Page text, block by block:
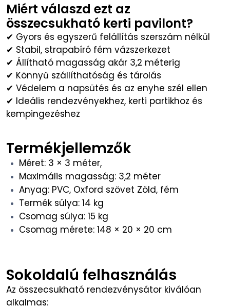
Miért válaszd ezt az
összecsukható kerti pavilont?
✔ Gyors és egyszerű felállítás szerszám nélkül
✔ Stabil, strapabíró fém vázszerkezet
✔ Állítható magasság akár 3,2 méterig
✔ Könnyű szállíthatóság és tárolás
✔ Védelem a napsütés és az enyhe szél ellen
✔ Ideális rendezvényekhez, kerti partikhoz és
kempingezéshez
Termékjellemzők
Méret: 3 × 3 méter,
Maximális magasság: 3,2 méter
Anyag: PVC, Oxford szövet Zöld, fém
Termék súlya: 14 kg
Csomag súlya: 15 kg
Csomag mérete: 148 × 20 × 20 cm
Sokoldalú felhasználás
Az összecsukható rendezvénysátor kiválóan
alkalmas: